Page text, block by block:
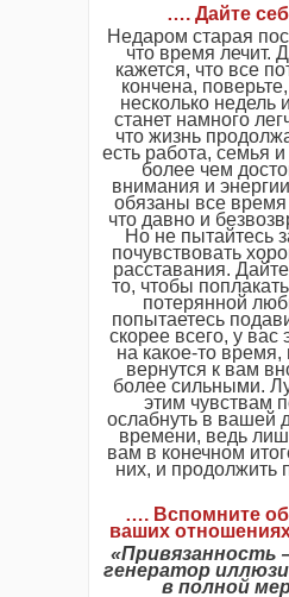
…. Дайте
Недаром старая
что время лечит.
кажется, что все
кончена,
несколько недель
станет намного
что жизнь
есть работа, семья
более чем
внимания и
обязаны все время
что давно и
Но не пытайтесь
почувствовать
расставания.
то, чтобы
потерянной
попытаетесь
скорее всего, у вас
на какое-то время,
вернутся к вам
более сильными.
этим чувствам
ослабнуть в вашей
времени, ведь
вам в конечном
них, и продолжить
…. Вспомните
ваших
генератор
в полной